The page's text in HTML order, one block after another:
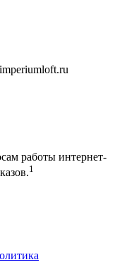
работы интернет-
1